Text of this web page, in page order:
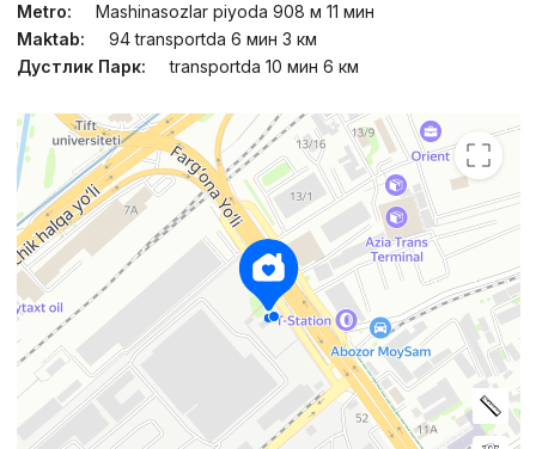
Metro:
Mashinasozlar piyoda 908 м 11 мин
Maktab:
94 transportda 6 мин 3 км
Дустлик Парк:
transportda 10 мин 6 км